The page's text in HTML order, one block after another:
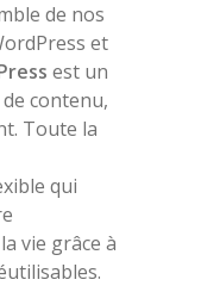
de nos
et
est un
contenu,
Toute la
qui
vie grâce à